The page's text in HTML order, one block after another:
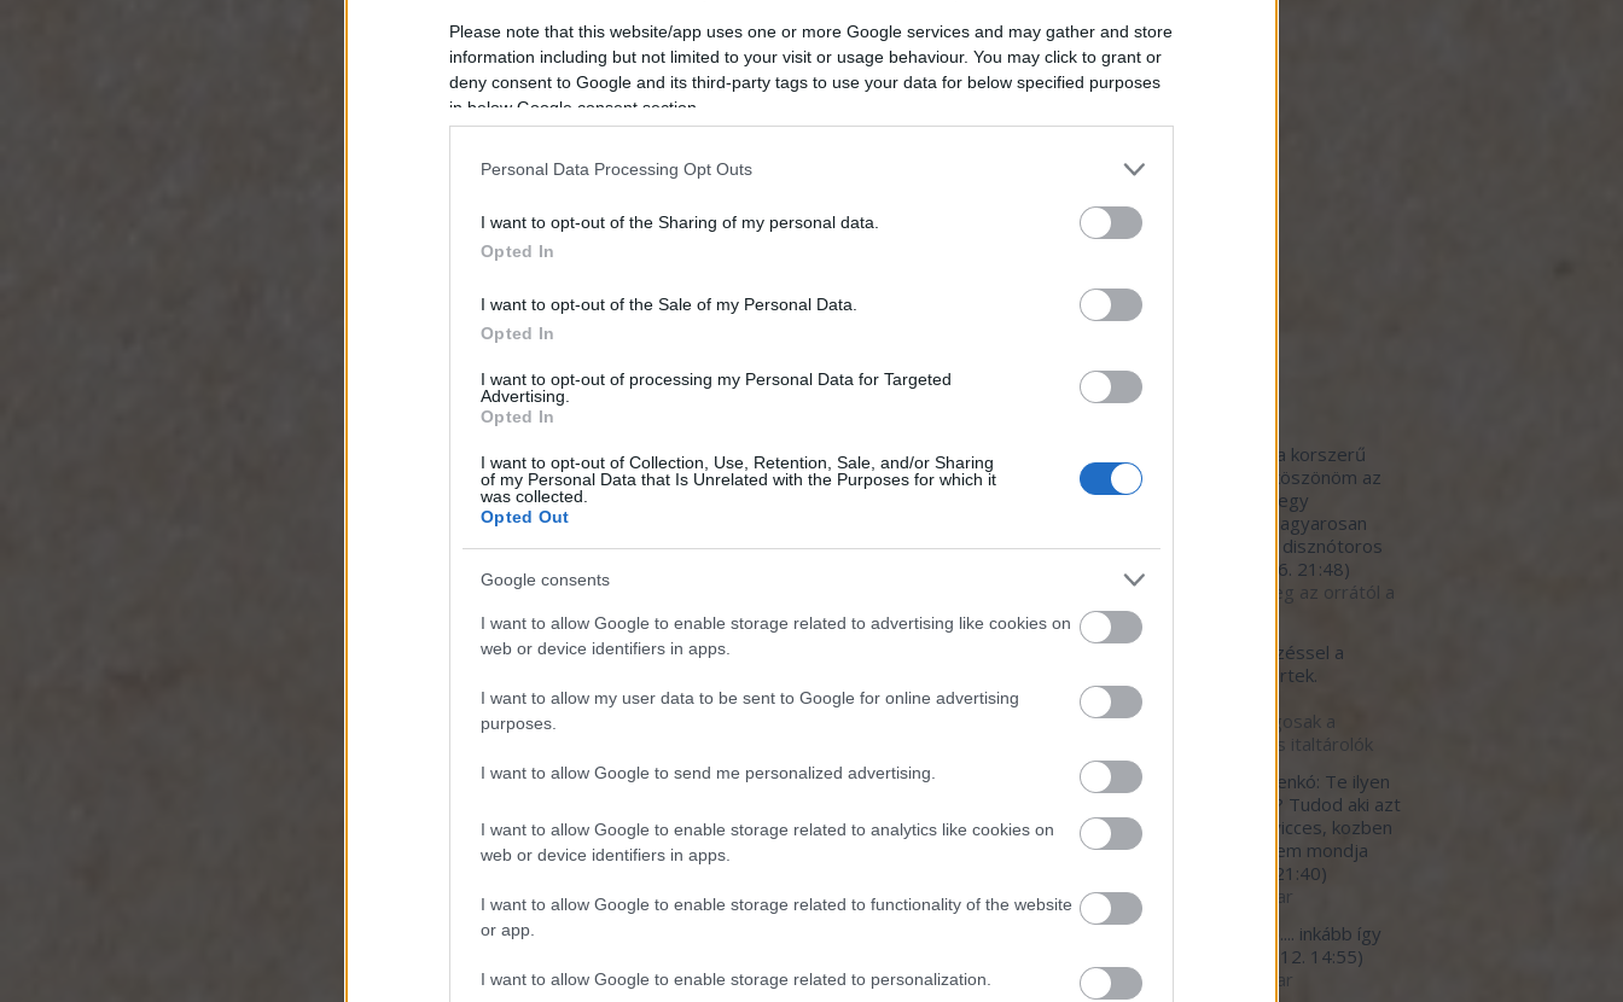
Please note that this website/app uses one or more Google services and may gather and store
information including but not limited to your visit or usage behaviour. You may click to grant or
deny consent to Google and its third-party tags to use your data for below specified purposes
in below Google consent section.
Personal Data Processing Opt Outs
I want to opt-out of the Sharing of my personal data.
Opted In
I want to opt-out of the Sale of my Personal Data.
Opted In
I want to opt-out of processing my Personal Data for Targeted
Advertising.
Opted In
I want to opt-out of Collection, Use, Retention, Sale, and/or Sharing
of my Personal Data that Is Unrelated with the Purposes for which it
was collected.
Opted Out
Google consents
I want to allow Google to enable storage related to advertising like cookies on
web or device identifiers in apps.
I want to allow my user data to be sent to Google for online advertising
purposes.
I want to allow Google to send me personalized advertising.
I want to allow Google to enable storage related to analytics like cookies on
web or device identifiers in apps.
I want to allow Google to enable storage related to functionality of the website
or app.
I want to allow Google to enable storage related to personalization.
élelmiszer-hulladék
felelős gasztrohős menü
fenntartható fogás
fogj kezet a termelővel
gasztrohősködés otthon
idénynaptár
(
(2
tour de Hős
vendégposzt
zöld étterem
zöld kávézó(
Utolsó kommentek
Szeretem, amikor a korszerű
összeér a hagyományossal, köszönöm az
ötleteket! Engedtessék meg egy
megjegyzés: nose to tale - magyarosan
fülétől a farkáig. Így hirdetik a disznótoros
hétvégét, van ily...
2020.10.16. 21:48)
Nose to tail - avagy együk meg az orrától a
farkáig 1. rész
Sportman89:
Ezzel a bejegyzéssel a
gasztrohos.blog.hu-n egyet értek.
2020.09.25. 13:41
A szakértők szerint biztonságosak a
többször használatos étel- és italtárolók
fittyerfutty: @Milánói Makarenkó: Te ilyen
Kasza Tibi tipusu arc vagy mi? Tudod aki azt
hiszi, hogy allandoan baromi vicces, kozben
csak *urva faraszto, de ezt nem mondja
2020.07.12. 21:40)
A megbetegedő élelmiszeripar
moonlight777:
megbetegítő.... inkább így
2020.07.12. 14:55)
A megbetegedő élelmiszeripar